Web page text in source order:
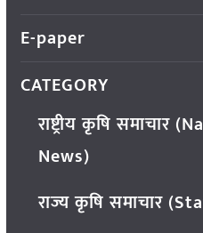
E-paper
CATEGORY
राष्ट्रीय कृषि
News)
राज्य कृषि समाचार